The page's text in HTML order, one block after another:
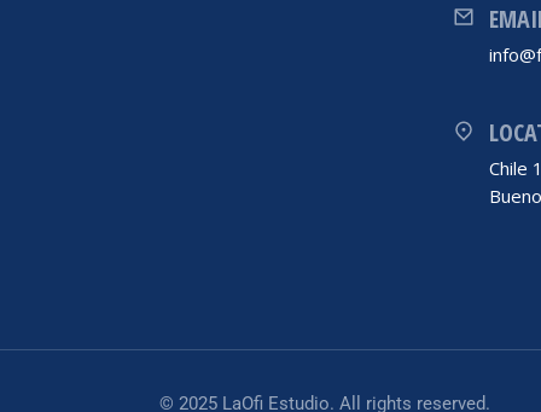
Chile
© 2025 LaOfi Estudio. All rights reserved.